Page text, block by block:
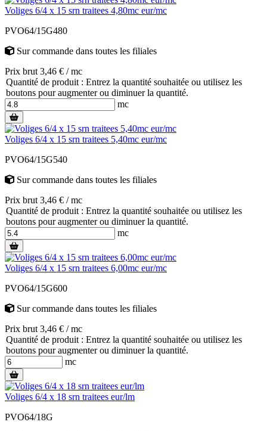
Voliges 6/4 x 15 srn traitees 4,80mc eur/mc
PVO64/15G480
Sur commande dans toutes les filiales
Prix brut 3,46 € / mc
Quantité de produit : Entrez la quantité souhaitée ou utilisez les
boutons pour augmenter ou diminuer la quantité.
mc
Voliges 6/4 x 15 srn traitees 5,40mc eur/mc
PVO64/15G540
Sur commande dans toutes les filiales
Prix brut 3,46 € / mc
Quantité de produit : Entrez la quantité souhaitée ou utilisez les
boutons pour augmenter ou diminuer la quantité.
mc
Voliges 6/4 x 15 srn traitees 6,00mc eur/mc
PVO64/15G600
Sur commande dans toutes les filiales
Prix brut 3,46 € / mc
Quantité de produit : Entrez la quantité souhaitée ou utilisez les
boutons pour augmenter ou diminuer la quantité.
mc
Voliges 6/4 x 18 srn traitees eur/lm
PVO64/18G